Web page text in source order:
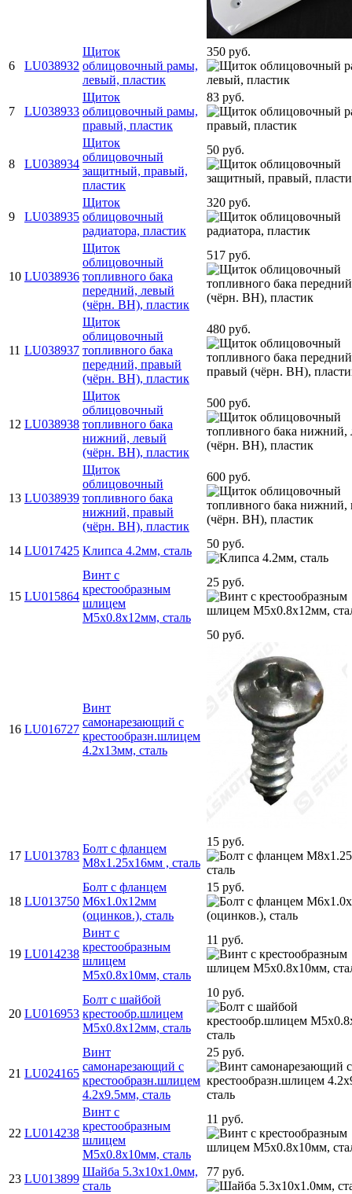
6 LU038932
Щиток
облицовочный рамы,
левый, пластик
350 руб.
7 LU038933
Щиток
облицовочный рамы,
правый, пластик
83 руб.
8 LU038934
Щиток
облицовочный
защитный, правый,
пластик
50 руб.
9 LU038935
Щиток
облицовочный
радиатора, пластик
320 руб.
10 LU038936
Щиток
облицовочный
топливного бака
передний, левый
(чёрн. BH), пластик
517 руб.
11 LU038937
Щиток
облицовочный
топливного бака
передний, правый
(чёрн. BH), пластик
480 руб.
12 LU038938
Щиток
облицовочный
топливного бака
нижний, левый
(чёрн. BH), пластик
500 руб.
13 LU038939
Щиток
облицовочный
топливного бака
нижний, правый
(чёрн. BH), пластик
600 руб.
14 LU017425 Клипса 4.2мм, сталь
50 руб.
15 LU015864
Винт с
крестообразным
шлицем
M5х0.8х12мм, сталь
25 руб.
16 LU016727
Винт
самонарезающий с
крестообразн.шлицем
4.2х13мм, сталь
50 руб.
17 LU013783
Болт с фланцем
M8х1.25х16мм , сталь
15 руб.
18 LU013750
Болт с фланцем
M6х1.0х12мм
(оцинков.), сталь
15 руб.
19 LU014238
Винт с
крестообразным
шлицем
M5х0.8х10мм, сталь
11 руб.
20 LU016953
Болт с шайбой
крестообр.шлицем
M5х0.8х12мм, сталь
10 руб.
21 LU024165
Винт
самонарезающий с
крестообразн.шлицем
4.2х9.5мм, сталь
25 руб.
22 LU014238
Винт с
крестообразным
шлицем
M5х0.8х10мм, сталь
11 руб.
23 LU013899
Шайба 5.3х10х1.0мм,
сталь
77 руб.